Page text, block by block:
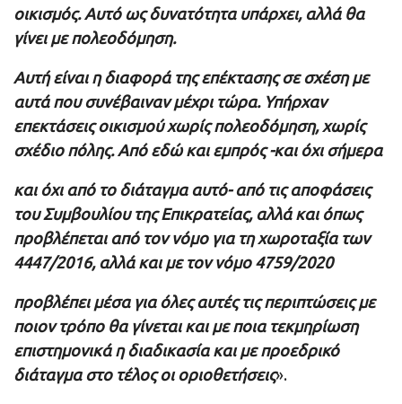
οικισμός. Αυτό ως δυνατότητα υπάρχει, αλλά θα
γίνει με πολεοδόμηση.
Αυτή είναι η διαφορά της επέκτασης σε σχέση με
αυτά που συνέβαιναν μέχρι τώρα. Υπήρχαν
επεκτάσεις οικισμού χωρίς πολεοδόμηση, χωρίς
σχέδιο πόλης. Από εδώ και εμπρός -και όχι σήμερα
και όχι από το διάταγμα αυτό- από τις αποφάσεις
του Συμβουλίου της Επικρατείας, αλλά και όπως
προβλέπεται από τον νόμο για τη χωροταξία των
4447/2016, αλλά και με τον νόμο 4759/2020
προβλέπει μέσα για όλες αυτές τις περιπτώσεις με
ποιον τρόπο θα γίνεται και με ποια τεκμηρίωση
επιστημονικά η διαδικασία και με προεδρικό
διάταγμα στο τέλος οι οριοθετήσεις».